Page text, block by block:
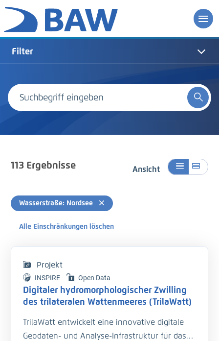
Filter
113Ergebnisse Ansicht
Wasserstraße: Nordsee
Alle Einschränkungen löschen
Projekt
INSPIRE Open Data
Digitaler hydromorphologischer Zwilling
des trilateralen Wattenmeeres (TrilaWatt)
TrilaWatt entwickelt eine innovative digitale
Geodaten- und Analyse-Infrastruktur für das